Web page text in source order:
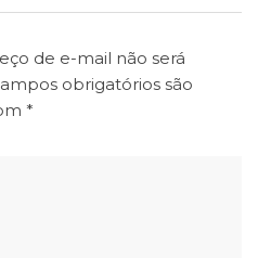
de e-mail não será
obrigatórios são
*